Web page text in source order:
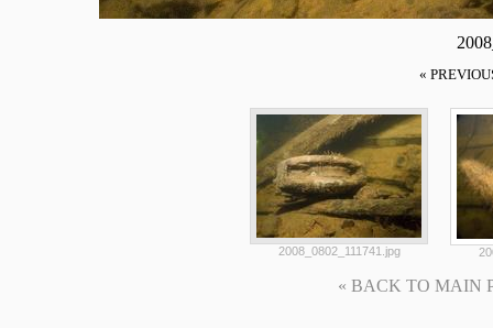
«
2008_0802_111741.jpg
« BACK TO MAIN